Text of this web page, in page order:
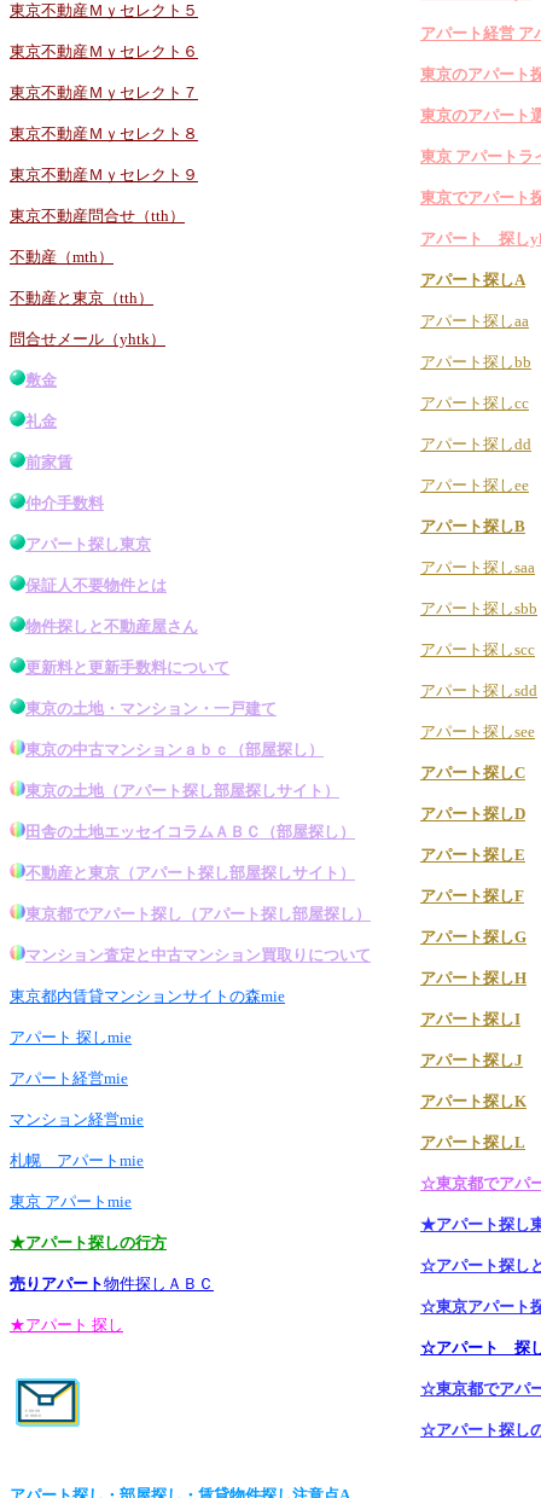
東京不動産Ｍｙセレクト５
東京不動産Ｍｙセレクト６
東京不動産Ｍｙセレクト７
東京不動産Ｍｙセレクト８
東京不動産Ｍｙセレクト９
東京不動産問合せ（tth）
不動産（mth）
不動産と東京（tth）
問合せメール（yhtk）
敷金
礼金
前家賃
仲介手数料
アパート探し東京
保証人不要物件とは
物件探し と不動産屋さん
更新料と更新手数料について
東京の土地・マンション・一戸建て
東京の中古マンション ａｂｃ（部屋探し ）
東京の土地（アパート探し部屋探しサイト）
田舎の土地エッセイコラムＡＢＣ（部屋探し ）
不動産と東京 （アパート探し部屋探しサイト）
東京都でアパート探し （アパート探し部屋探し ）
マンション査定と中古マンション買取りについて
東京都内賃貸マンションサイトの森mie
アパート 探しmie
アパート経営mie
マンション経営mie
札幌 アパートmie
東京 アパートmie
★アパート探しの行方
売りアパート物件探しＡＢＣ
★アパート 探し
アパート経営 ア
東京のアパート
東京のアパート
東京 アパートラ
東京でアパート
アパート 探し
アパート探しA
アパート探しaa
アパート探しbb
アパート探しcc
アパート探しdd
アパート探しee
アパート探しB
アパート探しsaa
アパート探しsbb
アパート探しscc
アパート探しsdd
アパート探しsee
アパート探しC
アパート探しD
アパート探しE
アパート探しF
アパート探しG
アパート探しH
アパート探しI
アパート探しJ
アパート探しK
アパート探しL
☆東京都でアパ
★アパート探し
☆アパート探し
☆東京アパート
☆アパート 探
☆東京都でアパ
☆アパート探し